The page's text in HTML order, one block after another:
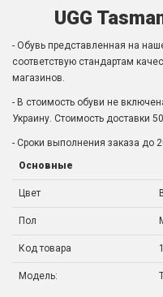
UGG
- Обувь представленная на
соответствую стандартам
магазинов.
- В стоимость обуви не
Украину. Стоимость доставки
- Сроки выполнения заказа до
Основные
Цвет
Пол
Код товара
Модель: